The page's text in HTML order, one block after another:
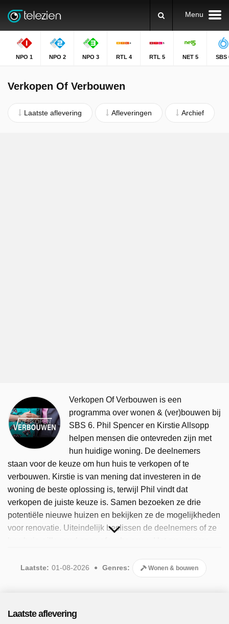
Menu
NPO 1 NPO 2 NPO 3 RTL 4 RTL 5 NET 5 SBS
Verkopen Of Verbouwen
Laatste aflevering Afleveringen Archief
Verkopen Of Verbouwen is een
programma over wonen & (ver)bouwen bij
SBS 6. Phil Spencer en Kirstie Allsopp
helpen mensen die ontevreden zijn met
hun huidige woning. De deelnemers
staan voor de keuze om hun huis te verkopen of te
verbouwen. Kirstie is van mening dat investeren in de
woning de beste oplossing is, terwijl Phil vindt dat
verkopen de juiste keuze is. Samen bezoeken ze drie
potentiële nieuwe huizen en bekijken ze de mogelijkheden
voor renovatie. Uiteindelijk beslissen de deelnemers of ze
tevreden zijn met hun keuze. Sinds 2025 is het programma
beschikbaar. Er zijn 28 afleveringen uitgezonden, de meest
Laatste: 01-08-2026 Genres: Wonen & bouwen
Laatste aflevering